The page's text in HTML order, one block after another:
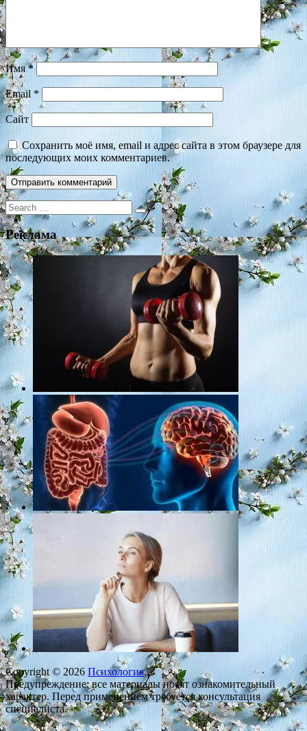
Имя*
Email *
Сайт
Сохранить моё имя, email и адрес сайта в этом браузере для
последующих моих комментариев.
Search
for:
Реклама
Copyright © 2026 Психология.
Предупреждение: все материалы носят ознакомительный
характер. Перед применением требуется консультация
специалиста.